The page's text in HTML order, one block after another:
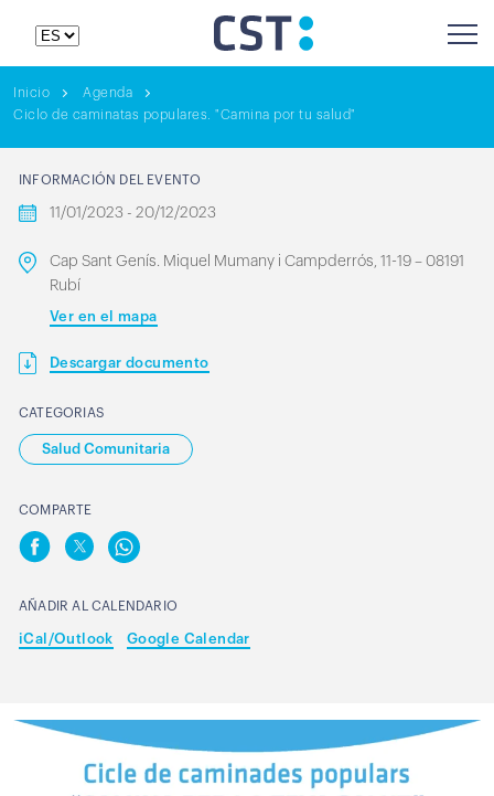
Inicio
Agenda
Ciclo de caminatas populares. "Camina por tu salud"
INFORMACIÓN DEL EVENTO
11/01/2023 - 20/12/2023
Cap Sant Genís. Miquel Mumany i Campderrós, 11-19 – 08191
Rubí
Ver en el mapa
Descargar documento
CATEGORIAS
Salud Comunitaria
COMPARTE
AÑADIR AL CALENDARIO
iCal/Outlook Google Calendar